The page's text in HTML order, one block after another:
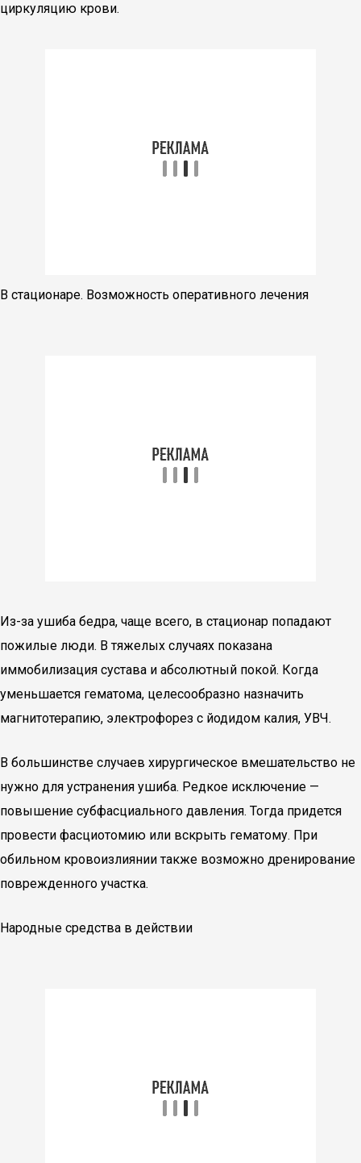
циркуляцию крови.
В стационаре. Возможность оперативного лечения
Из-за ушиба бедра, чаще всего, в стационар попадают
пожилые люди. В тяжелых случаях показана
иммобилизация сустава и абсолютный покой. Когда
уменьшается гематома, целесообразно назначить
магнитотерапию, электрофорез с йодидом калия, УВЧ.
В большинстве случаев хирургическое вмешательство не
нужно для устранения ушиба. Редкое исключение —
повышение субфасциального давления. Тогда придется
провести фасциотомию или вскрыть гематому. При
обильном кровоизлиянии также возможно дренирование
поврежденного участка.
Народные средства в действии